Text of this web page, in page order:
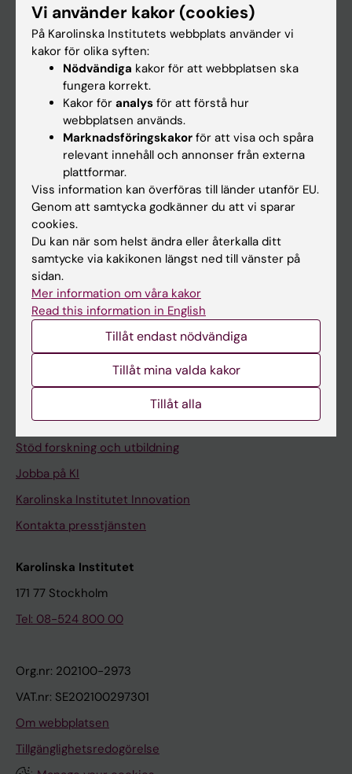
På gång
Nyheter
Kalender
Schema
Studentmejlen
Kurs- och programwebbar
Student på KI
Medarbetarportalen
Universitetsbiblioteket
Stöd forskning och utbildning
Jobba på KI
Karolinska Institutet Innovation
Kontakta presstjänsten
Karolinska Institutet
171 77 Stockholm
Tel: 08-524 800 00
Org.nr: 202100-2973
VAT.nr: SE202100297301
Om webbplatsen
Tillgänglighetsredogörelse
Vi använder kakor (cookies)
På Karolinska Institutets webbplats använder vi
kakor för olika syften:
Nödvändiga kakor för att webbplatsen ska
fungera korrekt.
Kakor för analys för att förstå hur
webbplatsen används.
Marknadsföringskakor för att visa och spåra
relevant innehåll och annonser från externa
plattformar.
Viss information kan överföras till länder utanför EU.
Genom att samtycka godkänner du att vi sparar
cookies.
Du kan när som helst ändra eller återkalla ditt
samtycke via kakikonen längst ned till vänster på
sidan.
Mer information om våra kakor
Read this information in English
Tillåt endast nödvändiga
Tillåt mina valda kakor
Tillåt alla